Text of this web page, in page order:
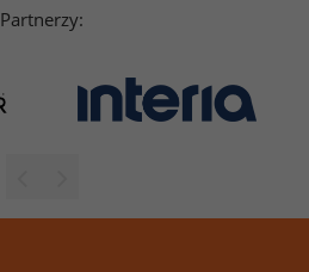
Partnerzy: